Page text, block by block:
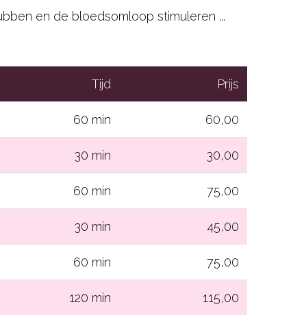
en de bloedsomloop stimuleren ...
Tijd Prijs
60 min 60,00
30 min 30,00
60 min 75,00
30 min 45,00
60 min 75,00
120 min 115,00